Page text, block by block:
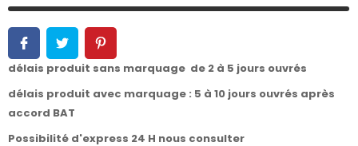
délais produit sans marquage de 2 à 5 jours ouvrés
délais produit avec marquage : 5 à 10 jours ouvrés après
accord BAT
Possibilité d'express 24 H nous consulter